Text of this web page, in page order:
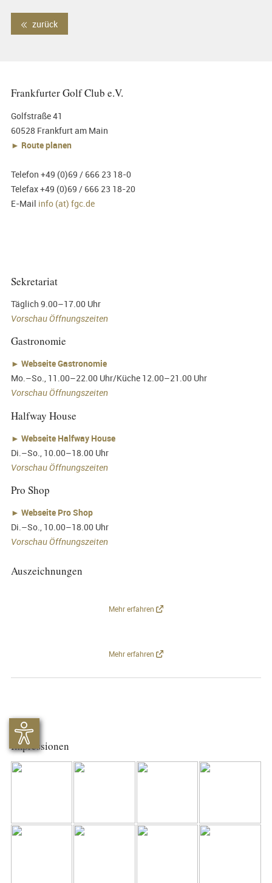
zurück
Frankfurter Golf Club e.V.
Golfstraße 41
60528 Frankfurt am Main
► Route planen
Telefon +49 (0)69 / 666 23 18-0
Telefax +49 (0)69 / 666 23 18-20
E-Mail info (at) fgc.de
Sekretariat
Täglich 9.00–17.00 Uhr
Vorschau Öffnungszeiten
Gastronomie
► Webseite Gastronomie
Mo.–So., 11.00–22.00 Uhr/Küche 12.00–21.00 Uhr
Vorschau Öffnungszeiten
Halfway House
► Webseite Halfway House
Di.–So., 10.00–18.00 Uhr
Vorschau Öffnungszeiten
Pro Shop
► Webseite Pro Shop
Di.–So., 10.00–18.00 Uhr
Vorschau Öffnungszeiten
Auszeichnungen
Mehr erfahren
Mehr erfahren
Impressionen